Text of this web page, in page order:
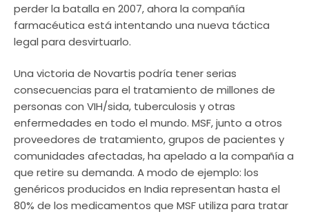
perder la batalla en 2007, ahora la compañía
farmacéutica está intentando una nueva táctica
legal para desvirtuarlo.
Una victoria de Novartis podría tener serias
consecuencias para el tratamiento de millones de
personas con VIH/sida, tuberculosis y otras
enfermedades en todo el mundo. MSF, junto a otros
proveedores de tratamiento, grupos de pacientes y
comunidades afectadas, ha apelado a la compañía a
que retire su demanda. A modo de ejemplo: los
genéricos producidos en India representan hasta el
80% de los medicamentos que MSF utiliza para tratar